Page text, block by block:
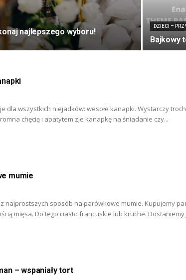
najlepszego wyboru!
DZIECI –
Bajkowy
dla wszystkich niejadków: wesołe kanapki. Wystarczy
chęcią i apatytem zje kanapkę na śniadanie czy...
mumie
najprostszych sposób na parówkowe mumie. Kupujemy
mięsa. Do tego ciasto francuskie lub kruche. Dostaniemy
– wspaniały tort